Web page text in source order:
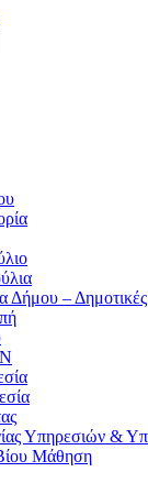
– Δημοτικές
Υπηρεσιών &
Μάθηση